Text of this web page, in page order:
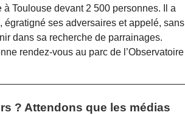
Toulouse devant 2 500 personnes. Il a
égratigné ses adversaires et appelé, sans
dans sa recherche de parrainages.
rendez-vous au parc de l’Observatoire
? Attendons que les médias